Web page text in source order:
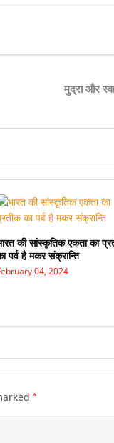
मुद्रा और
की सांस्कृतिक एकता का
पर्व है मकर संक्रान्ति
04, 2024
*